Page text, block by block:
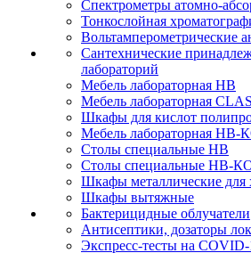
Спектрометры атомно-
Тонкослойная
Вольтамперометрические
Сантехнические
лабораторий
Мебель лабораторная НВ
Мебель лабораторная
Шкафы для кислот
Мебель лабораторная
Столы специальные НВ
Столы специальные НВ-
Шкафы металлические
Шкафы вытяжные
Бактерицидные облучатели
Антисептики, дозаторы
Экспресс-тесты на